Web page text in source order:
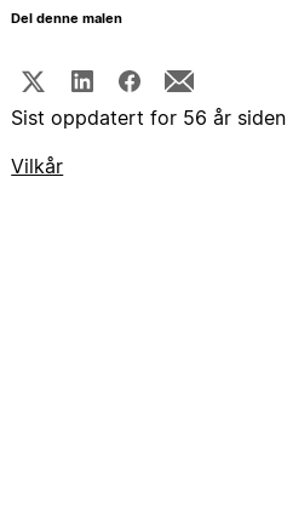
Del denne malen
Sist oppdatert for 56 år siden
Vilkår